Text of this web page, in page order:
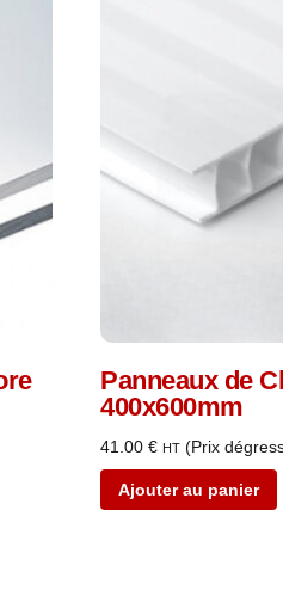
Panneaux de
400x600mm
41.00 € HT (Prix
Ajouter au panier